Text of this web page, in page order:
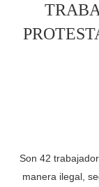
Son 42
manera ilegal,